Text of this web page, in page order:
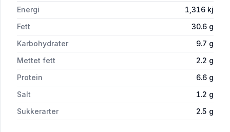
Energi
1,316 kj
Fett
30.6 g
Karbohydrater
9.7 g
Mettet fett
2.2 g
Protein
6.6 g
Salt
1.2 g
Sukkerarter
2.5 g